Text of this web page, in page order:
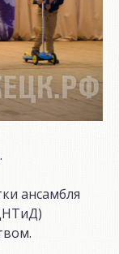
ансамбля